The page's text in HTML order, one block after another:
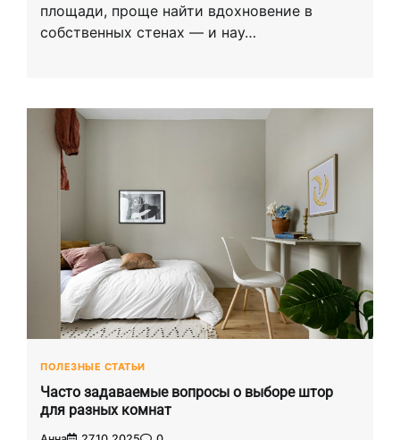
площади, проще найти вдохновение в
собственных стенах — и нау…
ПОЛЕЗНЫЕ СТАТЬИ
Часто задаваемые вопросы о выборе штор
для разных комнат